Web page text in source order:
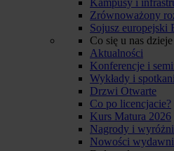
Zrównoważony
Sojusz europejski
Co się u nas dzieje
Aktualności
Konferencje i
Wykłady i
Drzwi Otwarte
Co po licencjacie?
Kurs Matura 2026
Nagrody i
Nowości